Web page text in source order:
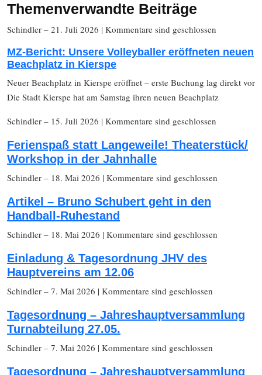
Themenverwandte Beiträge
Schindler – 21. Juli 2026 | Kommentare sind geschlossen
MZ-Bericht: Unsere Volleyballer eröffneten neuen
Beachplatz in Kierspe
Neuer Beachplatz in Kierspe eröffnet – erste Buchung lag direkt vor
Die Stadt Kierspe hat am Samstag ihren neuen Beachplatz
Schindler – 15. Juli 2026 | Kommentare sind geschlossen
Ferienspaß statt Langeweile! Theaterstück/
Workshop in der Jahnhalle
Schindler – 18. Mai 2026 | Kommentare sind geschlossen
Artikel – Bruno Schubert geht in den
Handball-Ruhestand
Schindler – 18. Mai 2026 | Kommentare sind geschlossen
Einladung & Tagesordnung JHV des
Hauptvereins am 12.06
Schindler – 7. Mai 2026 | Kommentare sind geschlossen
Tagesordnung – Jahreshauptversammlung
Turnabteilung 27.05.
Schindler – 7. Mai 2026 | Kommentare sind geschlossen
Tagesordnung – Jahreshauptversammlung